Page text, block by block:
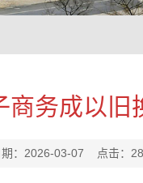
商务成以旧
期：2026-03-07 点击： 28